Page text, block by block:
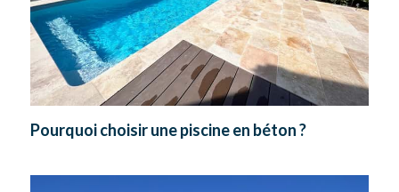
Pourquoi choisir une piscine en béton ?